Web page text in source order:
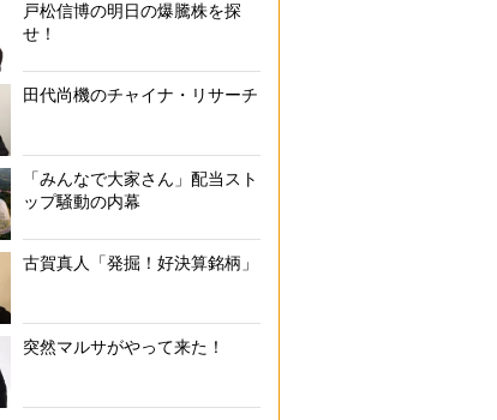
戸松信博の明日の爆騰株を探
せ！
田代尚機のチャイナ・リサーチ
「みんなで大家さん」配当スト
ップ騒動の内幕
古賀真人「発掘！好決算銘柄」
突然マルサがやって来た！